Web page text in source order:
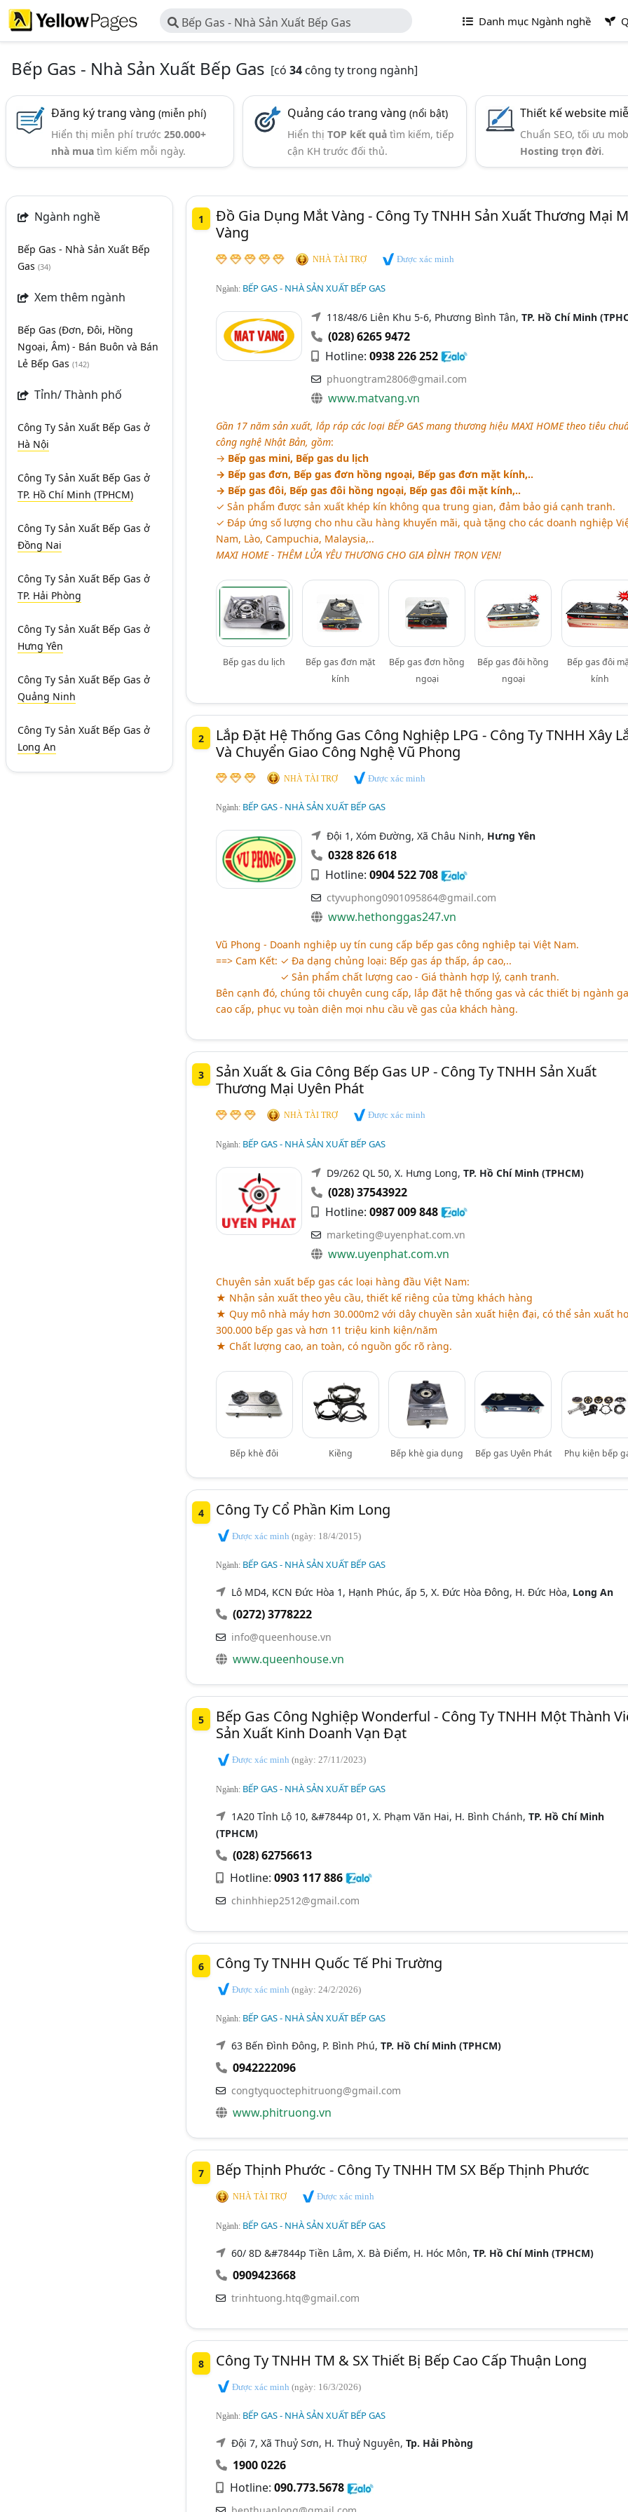
Bếp Gas - Nhà Sản Xuất Bếp Gas Danh mục Ngành nghề
Bếp Gas - Nhà Sản Xuất Bếp Gas [có 34 công ty trong ngành]
Đăng ký trang vàng(miễn phí)
Hiển thị miễn phí trước250.000+
nhà mua tìm kiếm mỗi ngày.
Quảng cáo trang vàng(nổi bật)
Hiển thịTOP kết quả tìm kiếm, tiếp
cận KH trước đối thủ.
Thiết kế website
Chuẩn SEO, tối ưu
Hosting trọn đời.
Ngành nghề
Bếp Gas - Nhà Sản Xuất Bếp
Gas (34)
Xem thêm ngành
Bếp Gas (Đơn, Đôi, Hồng
Ngoại, Âm) - Bán Buôn và Bán
Lẻ Bếp Gas (142)
Tỉnh/ Thành phố
Công Ty Sản Xuất Bếp Gas ở
Hà Nội
Công Ty Sản Xuất Bếp Gas ở
TP. Hồ Chí Minh (TPHCM)
Công Ty Sản Xuất Bếp Gas ở
Đồng Nai
Công Ty Sản Xuất Bếp Gas ở
TP. Hải Phòng
Công Ty Sản Xuất Bếp Gas ở
Hưng Yên
Công Ty Sản Xuất Bếp Gas ở
Quảng Ninh
Công Ty Sản Xuất Bếp Gas ở
Long An
1
Đồ Gia Dụng Mắt Vàng - Công Ty TNHH Sản Xuất Thương Mại
Vàng
NHÀ TÀI TRỢ Được xác minh
Ngành: BẾP GAS - NHÀ SẢN XUẤT BẾP GAS
118/48/6 Liên Khu 5-6, Phương Bình Tân, TP. Hồ Chí Minh
(028) 6265 9472
Hotline: 0938 226 252
phuongtram2806@gmail.com
www.matvang.vn
Gần 17 năm sản xuất, lắp ráp các loại BẾP GAS mang thương hiệu MAXI HOME theo tiêu
công nghệ Nhật Bản, gồm:
→ Bếp gas mini, Bếp gas du lịch
→ Bếp gas đơn, Bếp gas đơn hồng ngoại, Bếp gas đơn mặt kính,..
→ Bếp gas đôi, Bếp gas đôi hồng ngoại, Bếp gas đôi mặt kính,..
✓ Sản phẩm được sản xuất khép kín không qua trung gian, đảm bảo giá cạnh tranh.
✓ Đáp ứng số lượng cho nhu cầu hàng khuyến mãi, quà tặng cho các doanh nghiệp
Nam, Lào, Campuchia, Malaysia,..
MAXI HOME - THÊM LỬA YÊU THƯƠNG CHO GIA ĐÌNH TRỌN VẸN!
Bếp gas du lịch
Bếp gas đơn mặt
kính
Bếp gas đơn hồng
ngoại
Bếp gas đôi hồng
ngoại
Bếp gas đôi
kính
2
Lắp Đặt Hệ Thống Gas Công Nghiệp LPG - Công Ty TNHH Xây
Và Chuyển Giao Công Nghệ Vũ Phong
NHÀ TÀI TRỢ Được xác minh
Ngành: BẾP GAS - NHÀ SẢN XUẤT BẾP GAS
Đội 1, Xóm Đường, Xã Châu Ninh, Hưng Yên
0328 826 618
Hotline: 0904 522 708
ctyvuphong0901095864@gmail.com
www.hethonggas247.vn
Vũ Phong - Doanh nghiệp uy tín cung cấp bếp gas công nghiệp tại Việt Nam.
==> Cam Kết: ✓ Đa dạng chủng loại: Bếp gas áp thấp, áp cao,..
✓ Sản phẩm chất lượng cao - Giá thành hợp lý, cạnh tranh.
Bên cạnh đó, chúng tôi chuyên cung cấp, lắp đặt hệ thống gas và các thiết bị ngành
cao cấp, phục vụ toàn diện mọi nhu cầu về gas của khách hàng.
3
Sản Xuất & Gia Công Bếp Gas UP - Công Ty TNHH Sản Xuất
Thương Mại Uyên Phát
NHÀ TÀI TRỢ Được xác minh
Ngành: BẾP GAS - NHÀ SẢN XUẤT BẾP GAS
D9/262 QL 50, X. Hưng Long, TP. Hồ Chí Minh (TPHCM)
(028) 37543922
Hotline: 0987 009 848
marketing@uyenphat.com.vn
www.uyenphat.com.vn
Chuyên sản xuất bếp gas các loại hàng đầu Việt Nam:
★ Nhận sản xuất theo yêu cầu, thiết kế riêng của từng khách hàng
★ Quy mô nhà máy hơn 30.000m2 với dây chuyền sản xuất hiện đại, có thể sản xuất
300.000 bếp gas và hơn 11 triệu kinh kiện/năm
★ Chất lượng cao, an toàn, có nguồn gốc rõ ràng.
Bếp khè đôi Kiềng Bếp khè gia dụng Bếp gas Uyên Phát Phụ kiện bếp
4 Công Ty Cổ Phần Kim Long
Được xác minh (ngày: 18/4/2015)
Ngành: BẾP GAS - NHÀ SẢN XUẤT BẾP GAS
Lô MD4, KCN Đức Hòa 1, Hạnh Phúc, ấp 5, X. Đức Hòa Đông, H. Đức Hòa, Long An
(0272) 3778222
info@queenhouse.vn
www.queenhouse.vn
5
Bếp Gas Công Nghiệp Wonderful - Công Ty TNHH Một Thành
Sản Xuất Kinh Doanh Vạn Đạt
Được xác minh (ngày: 27/11/2023)
Ngành: BẾP GAS - NHÀ SẢN XUẤT BẾP GAS
1A20 Tỉnh Lộ 10, &#7844p 01, X. Phạm Văn Hai, H. Bình Chánh, TP. Hồ Chí Minh
(TPHCM)
(028) 62756613
Hotline: 0903 117 886
chinhhiep2512@gmail.com
6 Công Ty TNHH Quốc Tế Phi Trường
Được xác minh (ngày: 24/2/2026)
Ngành: BẾP GAS - NHÀ SẢN XUẤT BẾP GAS
63 Bến Đình Đông, P. Bình Phú, TP. Hồ Chí Minh (TPHCM)
0942222096
congtyquoctephitruong@gmail.com
www.phitruong.vn
7 Bếp Thịnh Phước - Công Ty TNHH TM SX Bếp Thịnh Phước
NHÀ TÀI TRỢ Được xác minh
Ngành: BẾP GAS - NHÀ SẢN XUẤT BẾP GAS
60/ 8D &#7844p Tiền Lâm, X. Bà Điểm, H. Hóc Môn, TP. Hồ Chí Minh (TPHCM)
0909423668
trinhtuong.htq@gmail.com
8 Công Ty TNHH TM & SX Thiết Bị Bếp Cao Cấp Thuận Long
Được xác minh (ngày: 16/3/2026)
Ngành: BẾP GAS - NHÀ SẢN XUẤT BẾP GAS
Đội 7, Xã Thuỷ Sơn, H. Thuỷ Nguyên, Tp. Hải Phòng
1900 0226
Hotline: 090.773.5678